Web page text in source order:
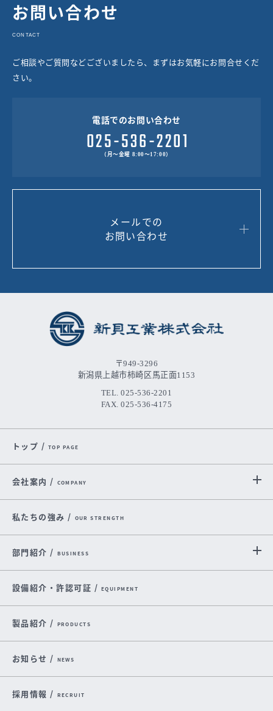
お問い合わせ
CONTACT
ご相談やご質問などございましたら、まずはお気軽にお問合せくだ
さい。
電話でのお問い合わせ
（月～金曜 8:00～17:00）
メールでの
お問い合わせ
〒949-3296
新潟県上越市柿崎区馬正面1153
TEL. 025-536-2201
FAX. 025-536-4175
トップ / TOP PAGE
会社案内 / COMPANY
私たちの強み / OUR STRENGTH
部門紹介 / BUSINESS
設備紹介・許認可証 / EQUIPMENT
製品紹介 / PRODUCTS
お知らせ / NEWS
採用情報 / RECRUIT